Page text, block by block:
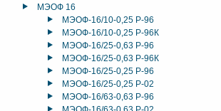
МЭОФ 16
МЭОФ-16/10-0,25 Р-96
МЭОФ-16/10-0,25 Р-96К
МЭОФ-16/25-0,63 Р-96
МЭОФ-16/25-0,63 Р-96К
МЭОФ-16/25-0,25 Р-96
МЭОФ-16/25-0,25 Р-02
МЭОФ-16/63-0,63 Р-96